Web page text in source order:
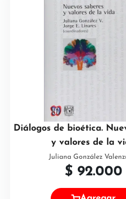
Diálogos de bioética.
y valores de la
Juliana González
$ 92.000